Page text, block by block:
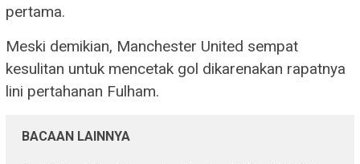
pertama.
Meski demikian, Manchester United sempat
kesulitan untuk mencetak gol dikarenakan rapatnya
lini pertahanan Fulham.
BACAAN LAINNYA